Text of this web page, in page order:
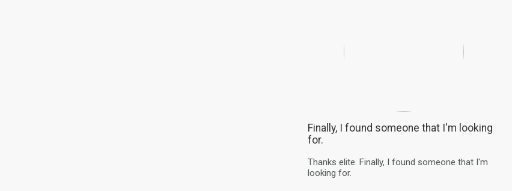
Finally, I found someone that I'm looking
for.
Thanks elite. Finally, I found someone that I'm
looking for.